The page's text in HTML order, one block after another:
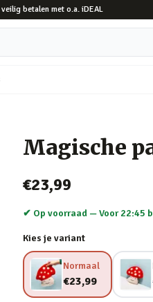
betalen met o.a. iDEAL
Magische
€23,99
✔ Op voorraad —Voor 22:45
Kies je variant
Normaal
€23,99